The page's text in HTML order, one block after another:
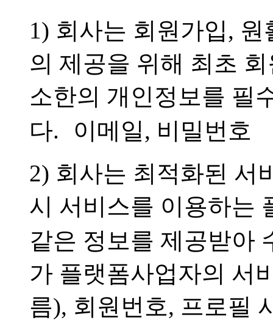
1) 회사는 회원가입,
의 제공을 위해 최초
소한의 개인정보를 필
다. 이메일, 비밀번호
2) 회사는 최적화된 서
시 서비스를 이용하는
같은 정보를 제공받아
가 플랫폼사업자의 서
름), 회원번호, 프로필